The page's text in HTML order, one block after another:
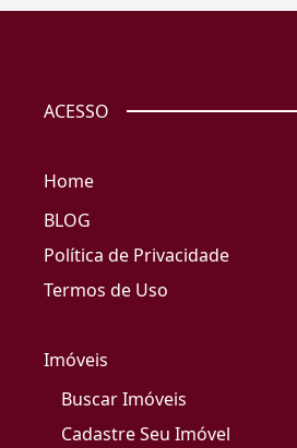
ACESSO
Home
BLOG
Política de Privacidade
Termos de Uso
Imóveis
Buscar Imóveis
Cadastre Seu Imóvel